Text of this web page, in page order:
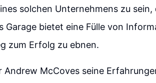
solchen Unternehmens zu sein,
Garage bietet eine Fülle von
zum Erfolg zu ebnen.
McCoves seine